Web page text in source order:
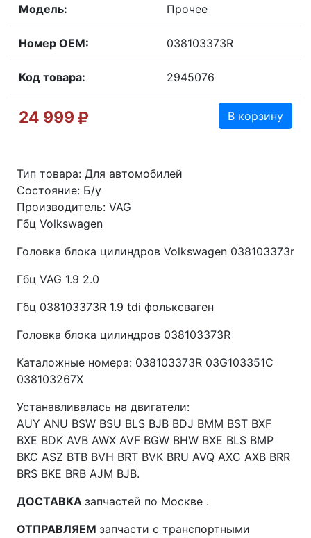
Модель: Прочее
Номер OEM: 038103373R
Код товара: 2945076
24 999 В корзину
Тип товара: Для автомобилей
Состояние: Б/у
Производитель: VAG
Гбц Volkswagen
Головка блока цилиндров Volkswagen 038103373r
Гбц VAG 1.9 2.0
Гбц 038103373R 1.9 tdi фольксваген
Головка блока цилиндров 038103373R
Каталожные номера: 038103373R 03G103351C
038103267X
Устанавливалась на двигатели:
AUY ANU BSW BSU BLS BJB BDJ BMM BST BXF
BXE BDK AVB AWX AVF BGW BHW BXE BLS BMP
BKC ASZ BTB BVH BRT BVK BRU AVQ AXC AXB BRR
BRS BKE BRB AJM BJB.
ДОСТАВКА запчастей по Москве .
ОТПРАВЛЯЕМ запчасти с транспортными